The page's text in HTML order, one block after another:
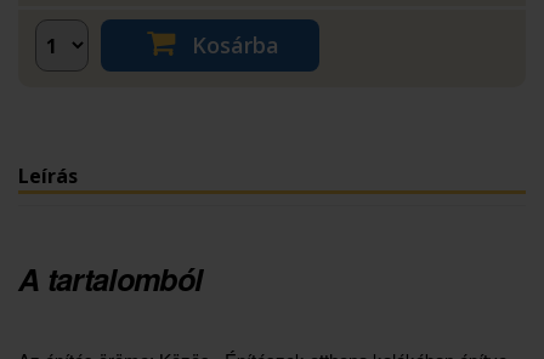
Kosárba
Leírás
A tartalomból